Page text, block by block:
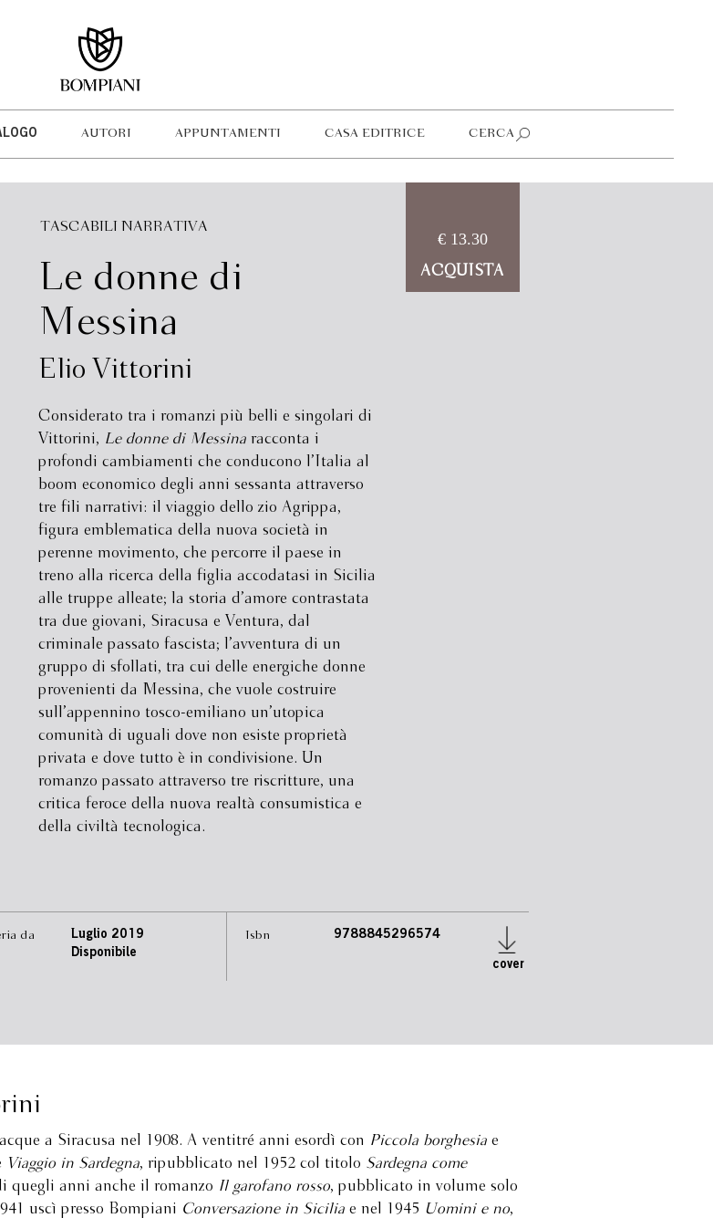
AUTORI APPUNTAMENTI CASA EDITRICE CERCA
TASCABILI NARRATIVA
Le donne di
Messina
Elio Vittorini
Considerato tra i romanzi più belli e singolari di
Vittorini, Le donne di Messinaracconta i
profondi cambiamenti che conducono l’Italia al
boom economico degli anni sessanta attraverso
tre fili narrativi: il viaggio dello zio Agrippa,
figura emblematica della nuova società in
perenne movimento, che percorre il paese in
treno alla ricerca della figlia accodatasi in Sicilia
alle truppe alleate; la storia d’amore contrastata
tra due giovani, Siracusa e Ventura, dal
criminale passato fascista; l’avventura di un
gruppo di sfollati, tra cui delle energiche donne
provenienti da Messina, che vuole costruire
sull’appennino tosco-emiliano un’utopica
comunità di uguali dove non esiste proprietà
privata e dove tutto è in condivisione. Un
romanzo passato attraverso tre riscritture, una
critica feroce della nuova realtà consumistica e
della civiltà tecnologica.
€ 13.30
ACQUISTA
da
Luglio 2019
Disponibile
Isbn 9788845296574
cover
a Siracusa nel 1908. A ventitré anni esordì con Piccola borghesia e
Viaggio in Sardegna, ripubblicato nel 1952 col titolo Sardegna come
quegli anni anche il romanzo Il garofano rosso, pubblicato in volume solo
uscì presso Bompiani Conversazione in Sicilia e nel 1945 Uomini e no,